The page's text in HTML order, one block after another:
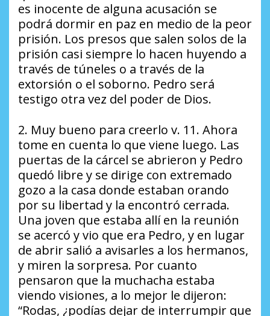
es inocente de alguna acusación se
podrá dormir en paz en medio de la peor
prisión. Los presos que salen solos de la
prisión casi siempre lo hacen huyendo a
través de túneles o a través de la
extorsión o el soborno. Pedro será
testigo otra vez del poder de Dios.
2. Muy bueno para creerlo v. 11. Ahora
tome en cuenta lo que viene luego. Las
puertas de la cárcel se abrieron y Pedro
quedó libre y se dirige con extremado
gozo a la casa donde estaban orando
por su libertad y la encontró cerrada.
Una joven que estaba allí en la reunión
se acercó y vio que era Pedro, y en lugar
de abrir salió a avisarles a los hermanos,
y miren la sorpresa. Por cuanto
pensaron que la muchacha estaba
viendo visiones, a lo mejor le dijeron:
“Rodas, ¿podías dejar de interrumpir que